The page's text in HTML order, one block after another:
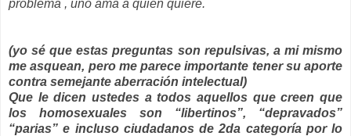
problema , uno ama a quien quiere.
(yo sé que estas preguntas son repulsivas, a mi mismo
me asquean, pero me parece importante tener su aporte
contra semejante aberración intelectual)
Que le dicen ustedes a todos aquellos que creen que
los homosexuales son “libertinos”, “depravados”
“parias” e incluso ciudadanos de 2da categoría por lo